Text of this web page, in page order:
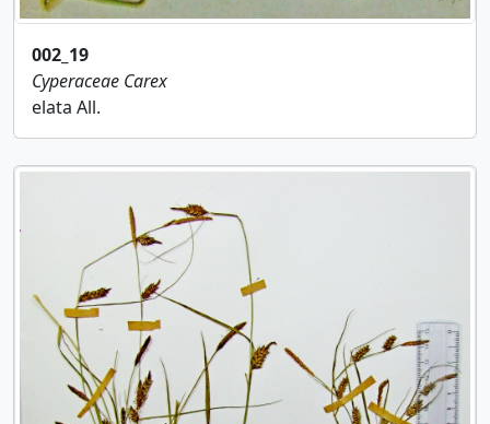
002_19
Cyperaceae Carex
elata All.